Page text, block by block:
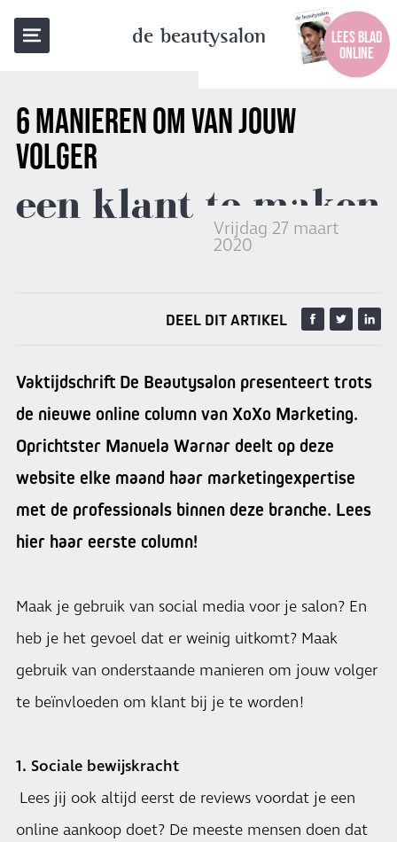
de beautysalon
LEES BLAD
ONLINE
6 MANIERENOM VAN JOUW
VOLGER
een klant te maken
Vrijdag 27 maart
2020
TERUG NAAR OVERZICHT
DEEL DIT ARTIKEL
Vaktijdschrift De Beautysalon presenteert trots
de nieuwe online column van XoXo Marketing.
Oprichtster Manuela Warnar deelt op deze
website elke maand haar marketingexpertise
met de professionals binnen deze branche. Lees
hier haar eerste column!
Maak je gebruik van social media voor je salon? En
heb je het gevoel dat er weinig uitkomt? Maak
gebruik van onderstaande manieren om jouw volger
te beïnvloeden om klant bij je te worden!
1. Sociale bewijskracht
Lees jij ook altijd eerst de reviews voordat je een
online aankoop doet? De meeste mensen doen dat